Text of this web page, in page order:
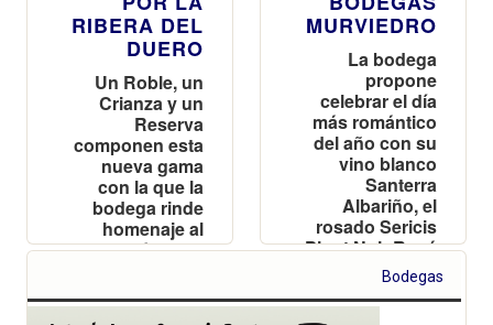
RIBERA DEL
DUERO
Un Roble, un
Crianza y un
Reserva
componen esta
nueva gama
con la que la
bodega rinde
homenaje al
carácter, el
MURVIEDRO
La bodega
propone
celebrar el día
más romántico
del año con su
vino blanco
Santerra
Albariño, el
rosado Sericis
Pinot Noir Rosé
y el cava Arts
de Luna Brut
Rosé
Bodegas